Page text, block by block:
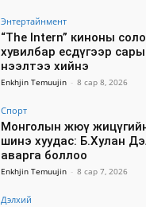
Энтертайнмент
“The Intern” киноны
хувилбар есдүгээр
нээлтээ хийнэ
Enkhjin Temuujin - 8 сар 8, 2026
Спорт
Монголын жюү
шинэ хуудас: Б.Хулан
аварга боллоо
Enkhjin Temuujin - 8 сар 7, 2026
Дэлхий